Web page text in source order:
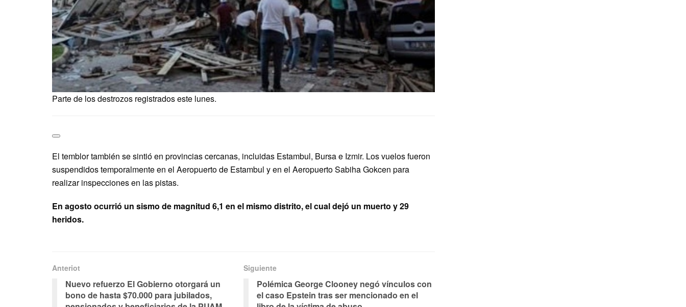
Parte de los destrozos registrados este lunes.
El temblor también se sintió en provincias cercanas, incluidas Estambul, Bursa e Izmir. Los vuelos fueron
suspendidos temporalmente en el Aeropuerto de Estambul y en el Aeropuerto Sabiha Gokcen para
realizar inspecciones en las pistas.
En agosto ocurrió un sismo de magnitud 6,1 en el mismo distrito, el cual dejó un muerto y 29
heridos.
Anteriot
Nuevo refuerzo El Gobierno otorgará un
bono de hasta $70.000 para jubilados,
Siguiente
Polémica George Clooney negó vínculos con
el caso Epstein tras ser mencionado en el